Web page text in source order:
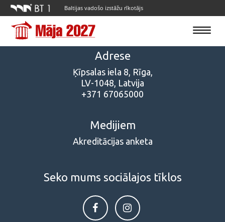
Baltijas vadošo izstāžu rīkotājs
Toggle
Adrese
Ķīpsalas iela 8, Rīga,
LV-1048, Latvija
+371 67065000
Medijiem
Akreditācijas anketa
Seko mums sociālajos tīklos